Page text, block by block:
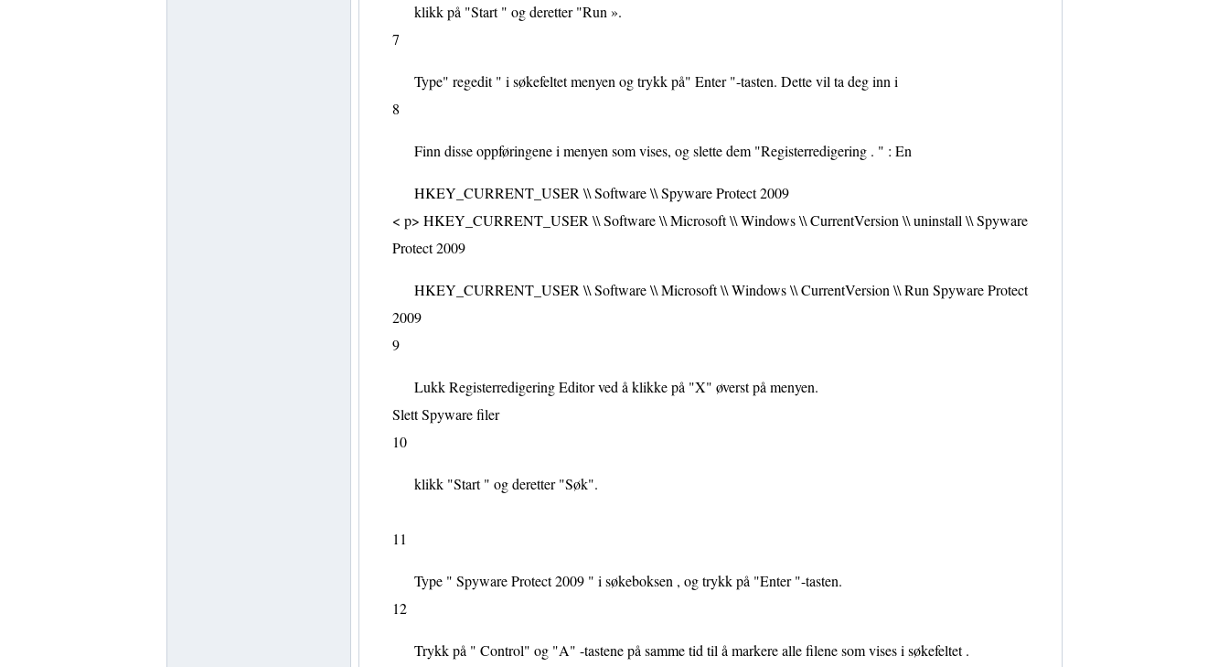
klikk på "Start " og deretter "Run ».
7
Type" regedit " i søkefeltet menyen og trykk på" Enter "-tasten. Dette vil ta deg inn i
8
Finn disse oppføringene i menyen som vises, og slette dem "Registerredigering . " : En
HKEY_CURRENT_USER \\ Software \\ Spyware Protect 2009
< p> HKEY_CURRENT_USER \\ Software \\ Microsoft \\ Windows \\ CurrentVersion \\ uninstall \\ Spyware
Protect 2009
HKEY_CURRENT_USER \\ Software \\ Microsoft \\ Windows \\ CurrentVersion \\ Run Spyware Protect
2009
9
Lukk Registerredigering Editor ved å klikke på "X" øverst på menyen.
Slett Spyware filer
10
klikk "Start " og deretter "Søk".
11
Type " Spyware Protect 2009 " i søkeboksen , og trykk på "Enter "-tasten.
12
Trykk på " Control" og "A" -tastene på samme tid til å markere alle filene som vises i søkefeltet .